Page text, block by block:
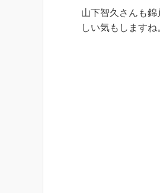
山下智久さんも
しい気もしますね